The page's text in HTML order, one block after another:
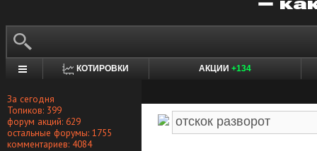
КОТИРОВКИ АКЦИИ +134
За сегодня
Топиков: 399
форум акций: 629
остальные форумы: 1755
комментариев: 4084